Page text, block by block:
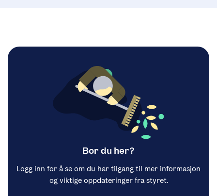
Bor du her?
Logg inn for å se om du har tilgang til mer informasjon
og viktige oppdateringer fra styret.